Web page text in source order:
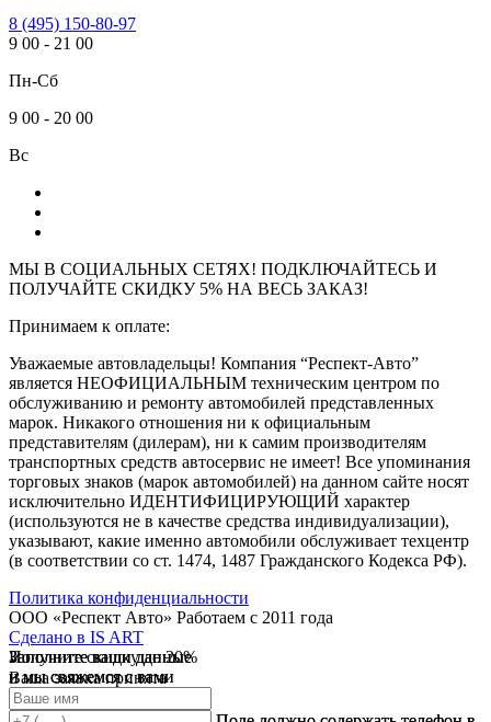
8 (495) 150-80-97
9 00 - 21 00
Пн-Сб
9 00 - 20 00
Вс
МЫ В СОЦИАЛЬНЫХ СЕТЯХ! ПОДКЛЮЧАЙТЕСЬ И
ПОЛУЧАЙТЕ СКИДКУ 5% НА ВЕСЬ ЗАКАЗ!
Принимаем к оплате:
Уважаемые автовладельцы! Компания “Респект-Авто”
является НЕОФИЦИАЛЬНЫМ техническим центром по
обслуживанию и ремонту автомобилей представленных
марок. Никакого отношения ни к официальным
представителям (дилерам), ни к самим производителям
транспортных средств автосервис не имеет! Все упоминания
торговых знаков (марок автомобилей) на данном сайте носят
исключительно ИДЕНТИФИЦИРУЮЩИЙ характер
(используются не в качестве средства индивидуализации),
указывают, какие именно автомобили обслуживает техцентр
(в соответствии со ст. 1474, 1487 Гражданского Кодекса РФ).
Политика конфиденциальности
ООО «Респект Авто» Работаем с 2011 года
Сделано в IS ART
Заполните ваши данные
и мы свяжемся с вами
Получите скидку до 20%
В течении 10 дней
мы предоставляем скидку
Заполните ваши данные
и мы свяжемся с вами
✓
Ваша заявка принята
✓
Ваш ответ принят